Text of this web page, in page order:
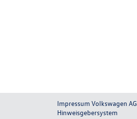
Impressum Volkswagen AG
Hinweisgebersystem